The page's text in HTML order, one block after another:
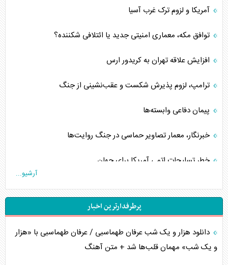
آمریکا و لزوم ترک غرب آسیا
توافق مکه، معماری امنیتی جدید یا ائتلافی شکننده؟
افزایش علاقه تهران به کریدور ارس
ترامپ، لزوم پذیرش شکست و عقب‌نشینی از جنگ
پیمان دفاعی‌ وابسته‌ها
خبرنگار، معمار تصاویر حماسی در جنگ روایت‌ها
خطر تسلیحات اتمی آمریکا برای جهان
جاده ابریشم فضایی/ نفوذ راهبردی و فرازمینی چین
انصارالله و تثبیت معادله «محاصره برابر محاصره»
آرشیو...
پرطرفدارترین اخبار
دانلود هزار و یک شب عرفان طهماسبی / عرفان طهماسبی با «هزار
و یک شب» مهمان قلب‌ها شد + متن آهنگ